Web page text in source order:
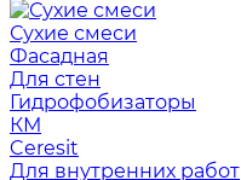
Сухие смеси
Фасадная
Для стен
Гидрофобизаторы
КМ
Ceresit
Для внутренних работ